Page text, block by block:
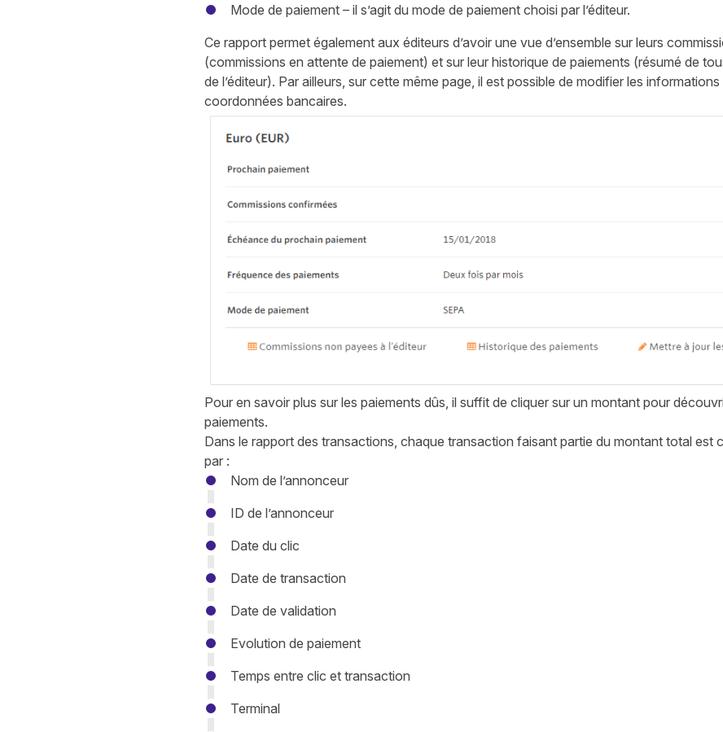
Mode de paiement – il s’agit du mode de paiement choisi par l’éditeur.
Ce rapport permet également aux éditeurs d’avoir une vue d’ensemble sur leurs
(commissions en attente de paiement) et sur leur historique de paiements (résumé de
de l’éditeur). Par ailleurs, sur cette même page, il est possible de modifier les
coordonnées bancaires.
Pour en savoir plus sur les paiements dûs, il suffit de cliquer sur un montant pour
paiements.
Dans le rapport des transactions, chaque transaction faisant partie du montant total est
par :
Nom de l’annonceur
ID de l’annonceur
Date du clic
Date de transaction
Date de validation
Evolution de paiement
Temps entre clic et transaction
Terminal